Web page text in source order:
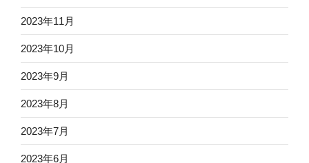
2023年11月
2023年10月
2023年9月
2023年8月
2023年7月
2023年6月